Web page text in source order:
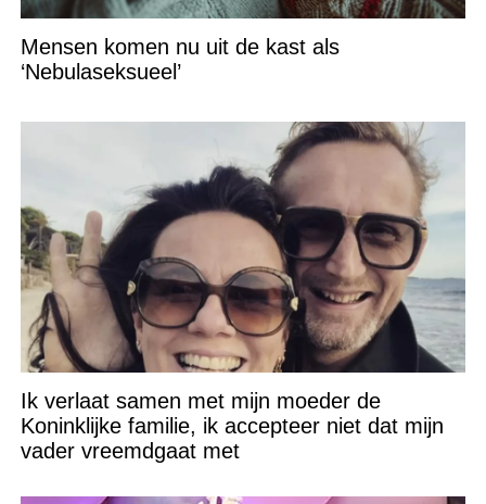
Mensen komen nu uit de kast als
‘Nebulaseksueel’
Ik verlaat samen met mijn moeder de
Koninklijke familie, ik accepteer niet dat mijn
vader vreemdgaat met